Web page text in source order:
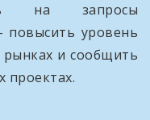
на запросы
повысить уровень
рынках и сообщить
проектах.